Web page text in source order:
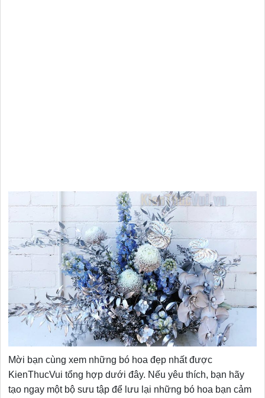
Mời bạn cùng xem những bó hoa đẹp nhất được
KienThucVui tổng hợp dưới đây. Nếu yêu thích, bạn hãy
tạo ngay một bộ sưu tập để lưu lại những bó hoa bạn cảm